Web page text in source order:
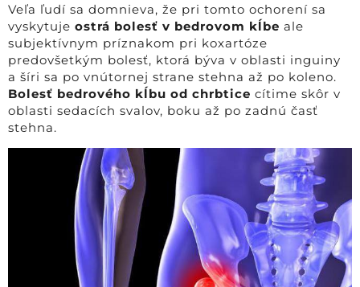
Veľa ľudí sa domnieva, že pri tomto ochorení sa
vyskytuje ostrá bolesť v bedrovom kĺbe ale
subjektívnym príznakom pri koxartóze
predovšetkým bolesť, ktorá býva v oblasti inguiny
a šíri sa po vnútornej strane stehna až po koleno.
Bolesť bedrového kĺbu od chrbtice cítime skôr v
oblasti sedacích svalov, boku až po zadnú časť
stehna.